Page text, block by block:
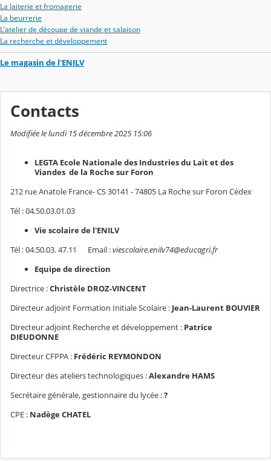
La laiterie et fromagerie
La beurrerie
L'atelier de découpe de viande et salaison
La recherche et développement
Le magasin de l'ENILV
Contacts
Modifiée le lundi 15 décembre 2025 15:06
LEGTA Ecole Nationale des Industries du Lait et des
Viandes de la Roche sur Foron
212 rue Anatole France- CS 30141 - 74805 La Roche sur Foron Cédex
Tél : 04.50.03.01.03
Vie scolaire de l'ENILV
Tél : 04.50.03. 47.11 Email :viescolaire.enilv74@educagri.fr
Equipe de direction
Directrice :Christèle DROZ-VINCENT
Directeur adjoint Formation Initiale Scolaire : Jean-Laurent BOUVIER
Directeur adjoint Recherche et développement : Patrice
DIEUDONNE
Directeur CFPPA : Frédéric REYMONDON
Directeur des ateliers technologiques :Alexandre HAMS
Secrétaire générale, gestionnaire du lycée :?
CPE : Nadège CHATEL